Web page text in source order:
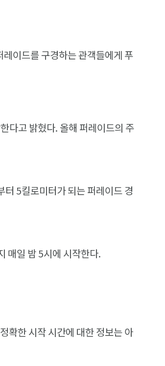
이드를 구경하는 관객들에게 푸
다고 밝혔다. 올해 퍼레이드의 주
5킬로미터가 되는 퍼레이드 경
매일 밤 5시에 시작한다.
확한 시작 시간에 대한 정보는 아